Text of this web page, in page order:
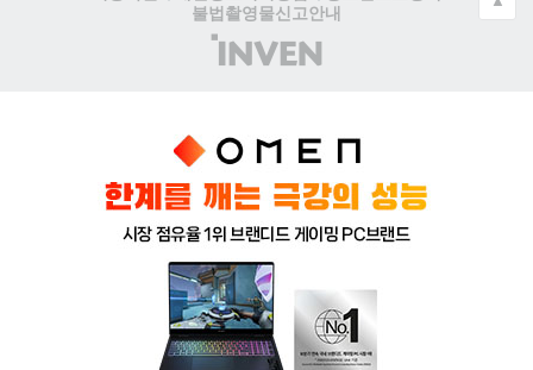
불법촬영물신고안내
(주)
인